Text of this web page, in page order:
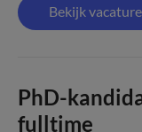
Bekijk vacature
PhD-
fulltime